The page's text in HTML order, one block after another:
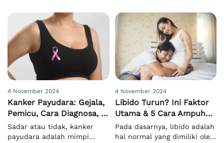
4 November 2024
Kanker Payudara: Gejala,
Pemicu, Cara Diagnosa, &
Pengobatan
Sadar atau tidak, kanker
payudara adalah mimpi
4 November 2024
Libido Turun? Ini Faktor
Utama & 5 Cara Ampuh
Meningkatkannya
Pada dasarnya, libido adalah
hal normal yang dimiliki oleh